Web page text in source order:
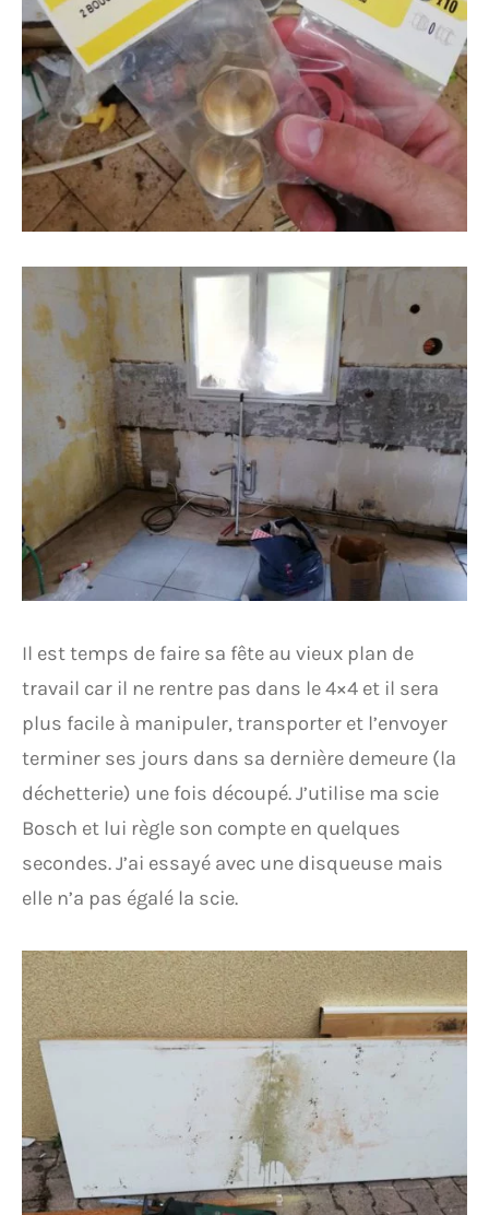
Il est temps de faire sa fête au vieux plan de
travail car il ne rentre pas dans le 4×4 et il sera
plus facile à manipuler, transporter et l’envoyer
terminer ses jours dans sa dernière demeure (la
déchetterie) une fois découpé. J’utilise ma scie
Bosch et lui règle son compte en quelques
secondes. J’ai essayé avec une disqueuse mais
elle n’a pas égalé la scie.